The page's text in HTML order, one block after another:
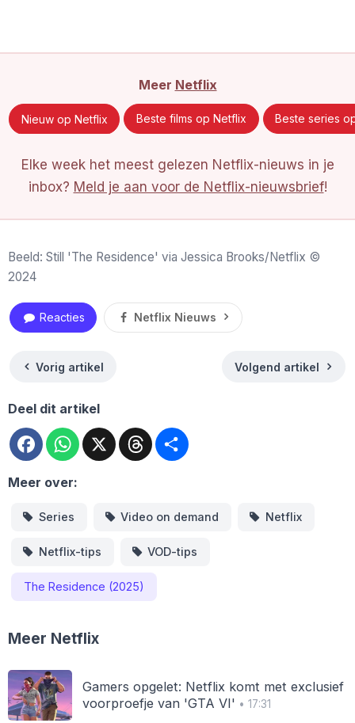
Meer Netflix
Nieuw op Netflix Beste films op Netflix Beste series
Elke week het meest gelezen Netflix-nieuws in je
inbox? Meld je aan voor de Netflix-nieuwsbrief!
Beeld: Still 'The Residence' via Jessica Brooks/Netflix ©
2024
Reacties Netflix Nieuws
Vorig artikel Volgend artikel
Deel dit artikel
FacebookWhatsApp
X Threads
Meer over:
Series Video on demand Netflix
Netflix-tips VOD-tips
The Residence (2025)
Meer Netflix
Gamers opgelet: Netflix komt met exclusief
voorproefje van 'GTA VI' • 17:31